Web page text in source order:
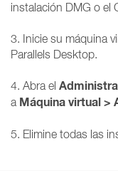
instalación DMG o el
3. Inicie su máquina
Parallels Desktop.
4. Abra el
a Máquina virtual >
5. Elimine todas las